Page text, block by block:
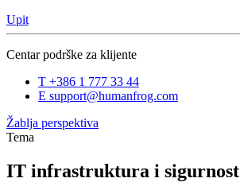
Upit
Centar podrške za klijente
T +386 1 777 33 44
E support@humanfrog.com
Žablja perspektiva
Tema
IT infrastruktura i sigurnost